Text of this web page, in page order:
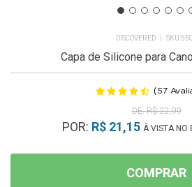
DISCOVERED
Capa de Silicone para
(57
R$ 22,99
POR: R$ 21,15 À VISTA NO
COMPRAR